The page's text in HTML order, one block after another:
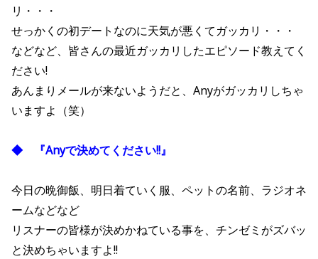
リ・・・
せっかくの初デートなのに天気が悪くてガッカリ・・・
などなど、皆さんの最近ガッカリしたエピソード教えてく
ださい!
あんまりメールが来ないようだと、Anyがガッカリしちゃ
いますよ（笑）
◆ 『Anyで決めてください!!』
今日の晩御飯、明日着ていく服、ペットの名前、ラジオネ
ームなどなど
リスナーの皆様が決めかねている事を、チンゼミがズバッ
と決めちゃいますよ!!